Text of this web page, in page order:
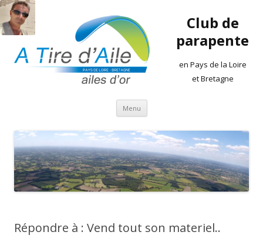
Club de
parapente
en Pays de la Loire
et Bretagne
Menu Aller
contenu
Répondre à : Vend tout son materiel..